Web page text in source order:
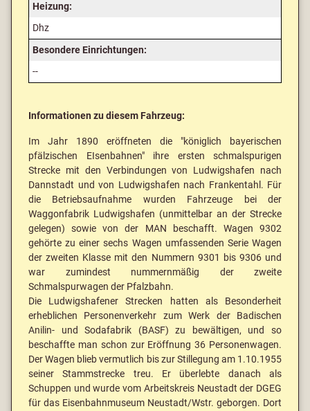
Heizung:
Dhz
Besondere Einrichtungen:
--
Informationen zu diesem Fahrzeug:
Im Jahr 1890 eröffneten die "königlich bayerischen
pfälzischen EIsenbahnen" ihre ersten schmalspurigen
Strecke mit den Verbindungen von Ludwigshafen nach
Dannstadt und von Ludwigshafen nach Frankentahl. Für
die Betriebsaufnahme wurden Fahrzeuge bei der
Waggonfabrik Ludwigshafen (unmittelbar an der Strecke
gelegen) sowie von der MAN beschafft. Wagen 9302
gehörte zu einer sechs Wagen umfassenden Serie Wagen
der zweiten Klasse mit den Nummern 9301 bis 9306 und
war zumindest nummernmäßig der zweite
Schmalspurwagen der Pfalzbahn.
Die Ludwigshafener Strecken hatten als Besonderheit
erheblichen Personenverkehr zum Werk der Badischen
Anilin- und Sodafabrik (BASF) zu bewältigen, und so
beschaffte man schon zur Eröffnung 36 Personenwagen.
Der Wagen blieb vermutlich bis zur Stillegung am 1.10.1955
seiner Stammstrecke treu. Er überlebte danach als
Schuppen und wurde vom Arbeitskreis Neustadt der DGEG
für das Eisenbahnmuseum Neustadt/Wstr. geborgen. Dort